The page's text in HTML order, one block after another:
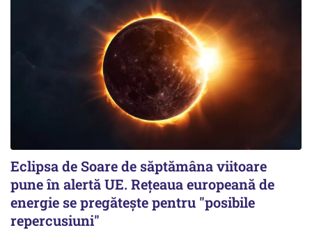
Eclipsa de Soare de săptămâna viitoare
pune în alertă UE. Rețeaua europeană de
energie se pregătește pentru "posibile
repercusiuni"